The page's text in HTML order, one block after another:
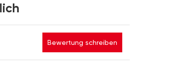
Bewertung schreiben